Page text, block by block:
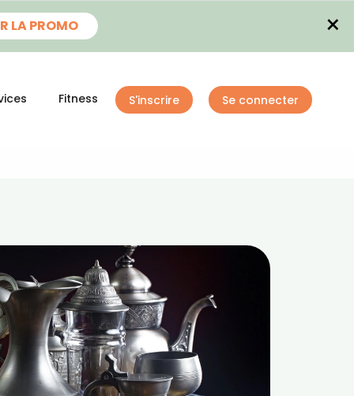
LA PROMO ×
Fitness S'inscrire Se connecter